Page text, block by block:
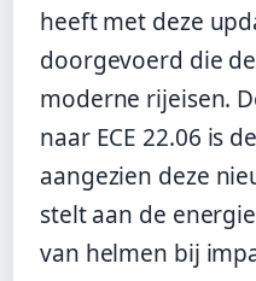
heeft met deze
doorgevoerd die
moderne rijeisen.
naar ECE 22.06 is
aangezien deze
stelt aan de
van helmen bij